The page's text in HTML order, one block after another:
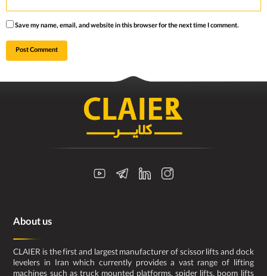
Save my name, email, and website in this browser for the next time I comment.
About us
CLAIER is the first and largest manufacturer of scissor lifts and dock
levelers in Iran which currently provides a vast range of lifting